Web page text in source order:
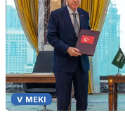
V MEKI